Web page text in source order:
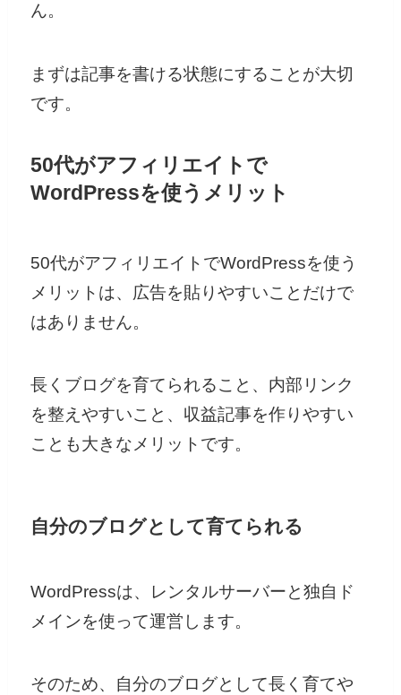
ん。
まずは記事を書ける状態にすることが大切
です。
50代がアフィリエイトで
WordPressを使うメリット
50代がアフィリエイトでWordPressを使う
メリットは、広告を貼りやすいことだけで
はありません。
長くブログを育てられること、内部リンク
を整えやすいこと、収益記事を作りやすい
ことも大きなメリットです。
自分のブログとして育てられる
WordPressは、レンタルサーバーと独自ド
メインを使って運営します。
そのため、自分のブログとして長く育てや